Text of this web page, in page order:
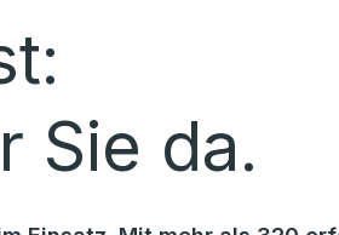
Sie da.